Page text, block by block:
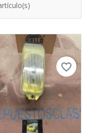
favorite_border